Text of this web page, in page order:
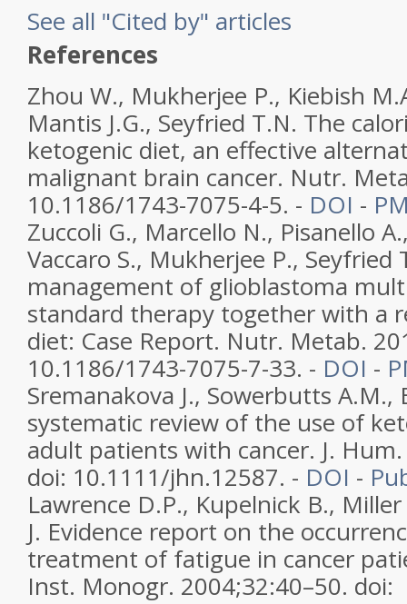
See all "Cited by" articles
References
Zhou W., Mukherjee P., Kiebish
Mantis J.G., Seyfried T.N. The
ketogenic diet, an effective
malignant brain cancer. Nutr.
10.1186/1743-7075-4-5. - DOI -
Zuccoli G., Marcello N., Pisanello
Vaccaro S., Mukherjee P., Seyfried
management of glioblastoma
standard therapy together with a
diet: Case Report. Nutr. Metab.
10.1186/1743-7075-7-33. - DOI -
Sremanakova J., Sowerbutts A.M.,
systematic review of the use of
adult patients with cancer. J.
doi: 10.1111/jhn.12587. - DOI -
Lawrence D.P., Kupelnick B.,
J. Evidence report on the
treatment of fatigue in cancer
Inst. Monogr. 2004;32:40–50. doi: